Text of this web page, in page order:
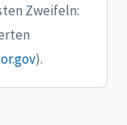
Zweifeln:
).